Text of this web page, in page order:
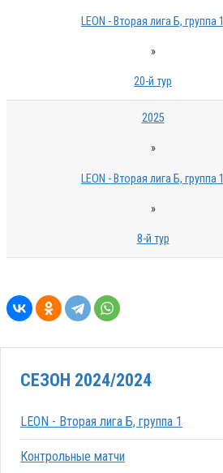
LEON - Вторая лига Б, группа 1
»
20-й тур
2025
»
LEON - Вторая лига Б, группа 1
»
8-й тур
СЕЗОН 2024/2024
LEON - Вторая лига Б, группа 1
Контрольные матчи